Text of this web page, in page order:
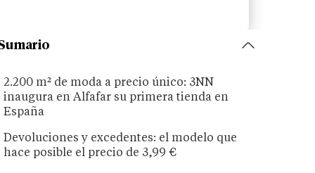
2.200 m² de moda a precio único: 3NN
inaugura en Alfafar su primera tienda en
España
Devoluciones y excedentes: el modelo que
hace posible el precio de 3,99 €